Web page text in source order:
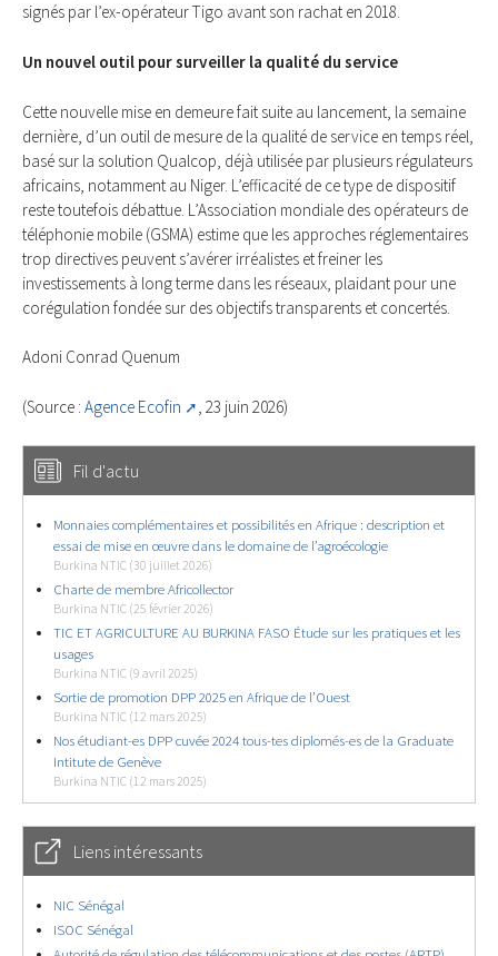
signés par l’ex-opérateur Tigo avant son rachat en 2018.
Un nouvel outil pour surveiller la qualité du service
Cette nouvelle mise en demeure fait suite au lancement, la semaine
dernière, d’un outil de mesure de la qualité de service en temps réel,
basé sur la solution Qualcop, déjà utilisée par plusieurs régulateurs
africains, notamment au Niger. L’efficacité de ce type de dispositif
reste toutefois débattue. L’Association mondiale des opérateurs de
téléphonie mobile (GSMA) estime que les approches réglementaires
trop directives peuvent s’avérer irréalistes et freiner les
investissements à long terme dans les réseaux, plaidant pour une
corégulation fondée sur des objectifs transparents et concertés.
Adoni Conrad Quenum
(Source : Agence Ecofin , 23 juin 2026)
Fil d'actu
Monnaies complémentaires et possibilités en Afrique : description et
essai de mise en œuvre dans le domaine de l’agroécologie
Burkina NTIC (30 juillet 2026)
Charte de membre Africollector
Burkina NTIC (25 février 2026)
TIC ET AGRICULTURE AU BURKINA FASO Étude sur les pratiques et les
usages
Burkina NTIC (9 avril 2025)
Sortie de promotion DPP 2025 en Afrique de l’Ouest
Burkina NTIC (12 mars 2025)
Nos étudiant-es DPP cuvée 2024 tous-tes diplomés-es de la Graduate
Intitute de Genève
Burkina NTIC (12 mars 2025)
Liens intéressants
NIC Sénégal
ISOC Sénégal